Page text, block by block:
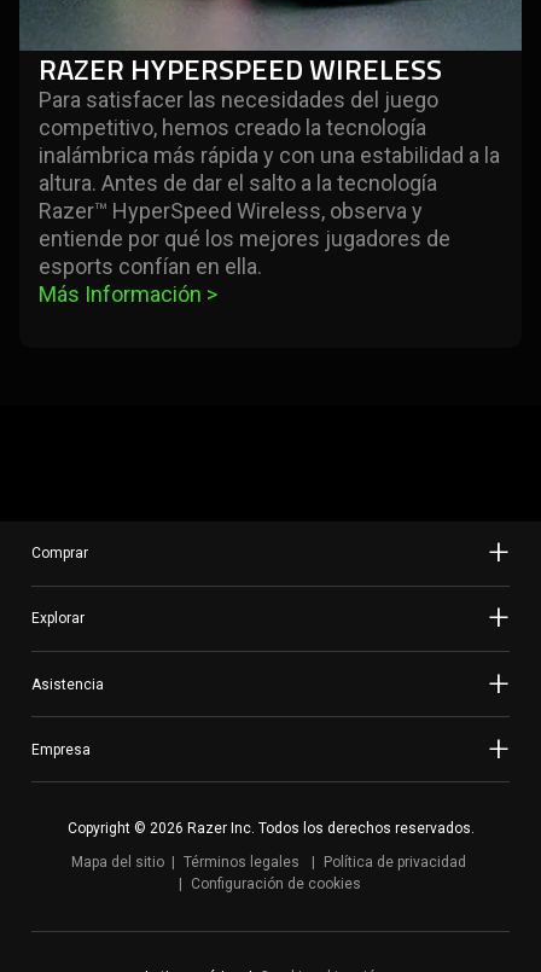
RAZER HYPERSPEED WIRELESS
Para satisfacer las necesidades del juego
competitivo, hemos creado la tecnología
inalámbrica más rápida y con una estabilidad a la
altura. Antes de dar el salto a la tecnología
Razer™ HyperSpeed Wireless, observa y
entiende por qué los mejores jugadores de
esports confían en ella.
Más Información >
Comprar
Explorar
Asistencia
Empresa
Copyright © 2026 Razer Inc. Todos los derechos reservados.
Mapa del sitio
Términos legales
Política de privacidad
Configuración de cookies